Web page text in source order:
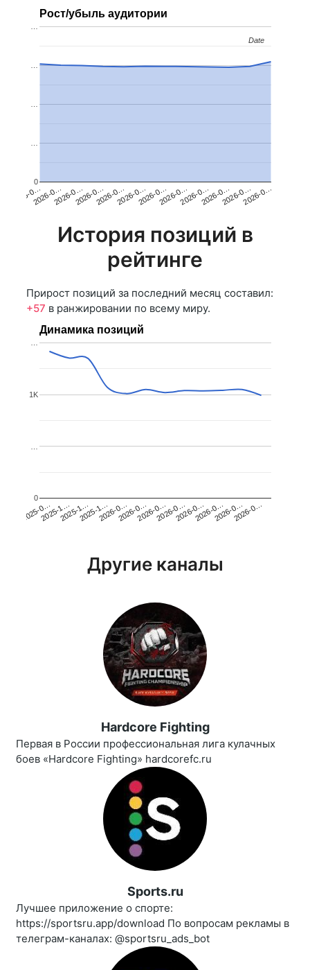
Рост/убыль аудитории
2026-0…2026-0…2026-0…2026-0…2026-0…2026-0…2026-0…2026-0…2026-0…2026-0…2026-0…2026-0…
0
…
…
…
…
Date
Date
История позиций в
рейтинге
Прирост позиций за последний месяц составил:
+57 в ранжировании по всему миру.
Динамика позиций
2025-0…2025-1…2025-1…2025-1…2026-0…2026-0…2026-0…2026-0…2026-0…2026-0…2026-0…2026-0…
0
1K
…
Другие каналы
Hardcore Fighting
Первая в России профессиональная лига кулачных
боев «Hardcore Fighting» hardcorefc.ru
Sports.ru
Лучшее приложение о спорте:
https://sportsru.app/download По вопросам рекламы в
телеграм-каналах: @sportsru_ads_bot